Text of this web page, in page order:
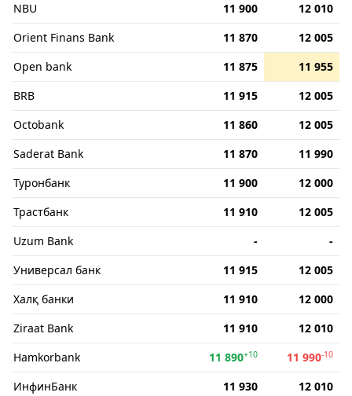
NBU
11 900
12 010
Orient Finans Bank
11 870
12 005
Open bank
11 875
11 955
BRB
11 915
12 005
Octobank
11 860
12 005
Saderat Bank
11 870
11 990
Туронбанк
11 900
12 000
Трастбанк
11 910
12 005
Uzum Bank
-
-
Универсал банк
11 915
12 005
Халқ банки
11 910
12 000
Ziraat Bank
11 910
12 010
Hamkorbank
11 890+10 11 990-10
ИнфинБанк 11 930
12 010